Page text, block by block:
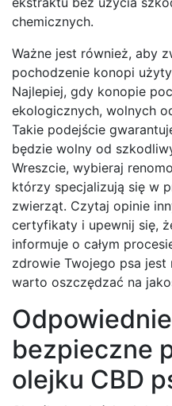
chemicznych.
Ważne jest również, aby
pochodzenie konopi
Najlepiej, gdy konopie
ekologicznych, wolnych
Takie podejście
będzie wolny od
Wreszcie, wybieraj
którzy specjalizują się w
zwierząt. Czytaj opinie
certyfikaty i upewnij się,
informuje o całym
zdrowie Twojego psa jest
warto oszczędzać na
bezpieczne
olejku CBD